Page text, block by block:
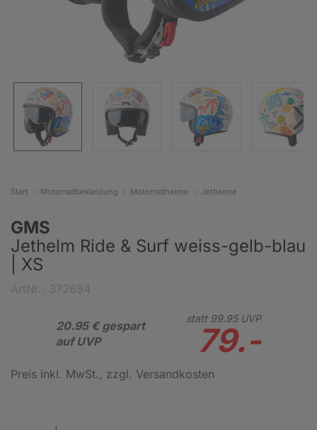
Start Motorradbekleidung Motorradhelme Jethelme
GMS
Jethelm Ride & Surf weiss-gelb-blau
| XS
20.95 € gespart
auf UVP
statt 99.95UVP
79.-
Preis inkl. MwSt., zzgl. Versandkosten